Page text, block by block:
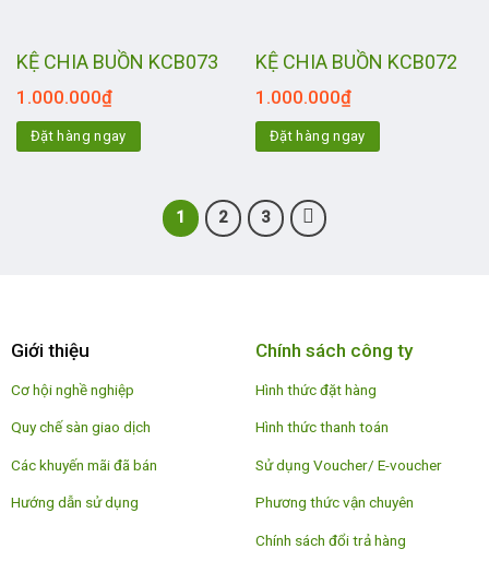
KỆ CHIA BUỒN KCB073
1.000.000₫
Đặt hàng ngay
KỆ CHIA BUỒN KCB072
1.000.000₫
Đặt hàng ngay
1 2 3
Giới thiệu
Cơ hội nghề nghiệp
Quy chế sàn giao dịch
Các khuyến mãi đã bán
Hướng dẫn sử dụng
Chính sách công ty
Hình thức đặt hàng
Hình thức thanh toán
Sử dụng Voucher/ E-voucher
Phương thức vận chuyên
Chính sách đổi trả hàng